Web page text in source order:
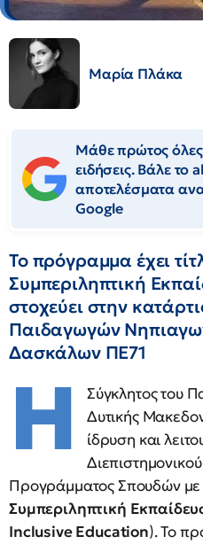
Μαρία Πλάκα
Μάθε πρώτος όλες
ειδήσεις. Βάλε το
αποτελέσματα
Google
Το πρόγραμμα έχει
Συμπεριληπτική
στοχεύει στην
Παιδαγωγών
Δασκάλων ΠΕ71
Η
Σύγκλητος του
Δυτικής
ίδρυση και
Προγράμματος Σπουδών με
Συμπεριληπτική
Inclusive Education). Το